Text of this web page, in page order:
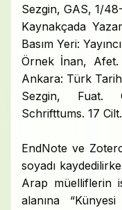
Sezgin, GAS, 1/
Kaynakçada
Basım Yeri:
Örnek İnan, Afet.
Ankara: Türk
Sezgin, Fuat.
Schrifttums. 17
EndNote ve
soyadı
Arap müelliflerin
alanına